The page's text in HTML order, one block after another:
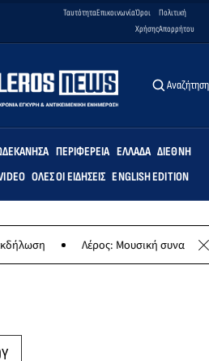
ΤαυτότηταΕπικοινωνίαΌροι
Χρήσης
Πολιτική
Απορρήτου
Αναζήτηση
ΠΕΡΙΦΈΡΕΙΑ ΕΛΛΆΔΑ ΔΙΕΘΝΉ
ΌΛΕΣ ΟΙ ΕΙΔΉΣΕΙΣ ENGLISH EDITION
Λέρος: Μουσική συναυλία